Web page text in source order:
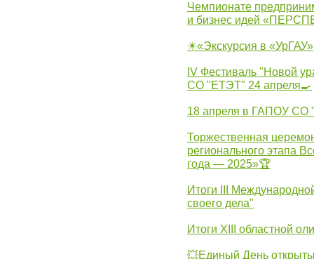
Чемпионате
и бизнес идей
☀«Экскурсия в «УрГАУ»
IV Фестиваль "Новой
СО "ЕТЭТ" 24 апреля🍳
18 апреля в ГАПОУ СО
Торжественная
регионального этапа
года — 2025»🏆
Итоги III
своего дела"
Итоги XIII областной
💥Единый День